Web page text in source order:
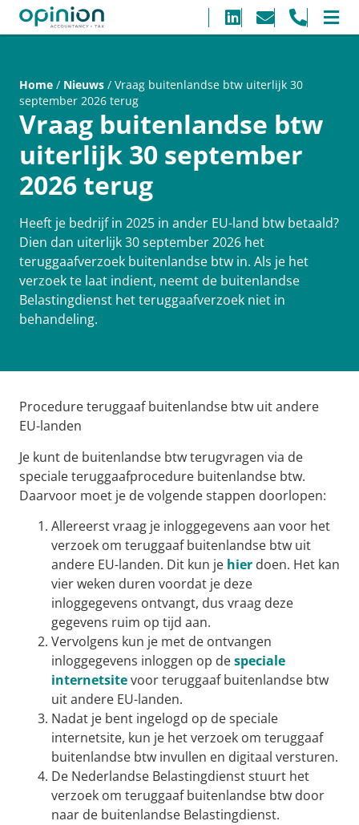
Home / Nieuws / Vraag buitenlandse btw uiterlijk 30
september 2026 terug
Vraag buitenlandse btw
uiterlijk 30 september
2026 terug
Heeft je bedrijf in 2025 in ander EU-land btw betaald?
Dien dan uiterlijk 30 september 2026 het
teruggaafverzoek buitenlandse btw in. Als je het
verzoek te laat indient, neemt de buitenlandse
Belastingdienst het teruggaafverzoek niet in
behandeling.
Procedure teruggaaf buitenlandse btw uit andere
EU-landen
Je kunt de buitenlandse btw terugvragen via de
speciale teruggaafprocedure buitenlandse btw.
Daarvoor moet je de volgende stappen doorlopen:
Allereerst vraag je inloggegevens aan voor het
verzoek om teruggaaf buitenlandse btw uit
andere EU-landen. Dit kun je hier doen. Het kan
vier weken duren voordat je deze
inloggegevens ontvangt, dus vraag deze
gegevens ruim op tijd aan.
Vervolgens kun je met de ontvangen
inloggegevens inloggen op despeciale
internetsitevoor teruggaaf buitenlandse btw
uit andere EU-landen.
Nadat je bent ingelogd op de speciale
internetsite, kun je het verzoek om teruggaaf
buitenlandse btw invullen en digitaal versturen.
De Nederlandse Belastingdienst stuurt het
verzoek om teruggaaf buitenlandse btw door
naar de buitenlandse Belastingdienst.